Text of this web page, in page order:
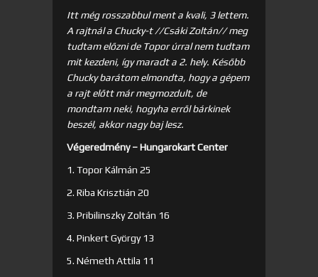
Itt még rosszabbul ment a kvali, 3 lettem.
A rajtnál a Chucky-t //Csáki Zoltán// meg
tudtam előzni de Topor úrral nem tudtam
mit kezdeni, így maradt a 2. hely. Később
Chucky barátom elmondta, hogy a gépem
a rajt előtt már megmozdult, de
mondtam neki, hogyha erről bárkinek
beszél, akkor nagy baj lesz.
Végeredmény – Hungarokart Center
1. Topor Kálmán 25
2. Riba Krisztián 20
3. Pribilinszky Zoltán 16
4. Pinkert György 13
5. Németh Attila 11